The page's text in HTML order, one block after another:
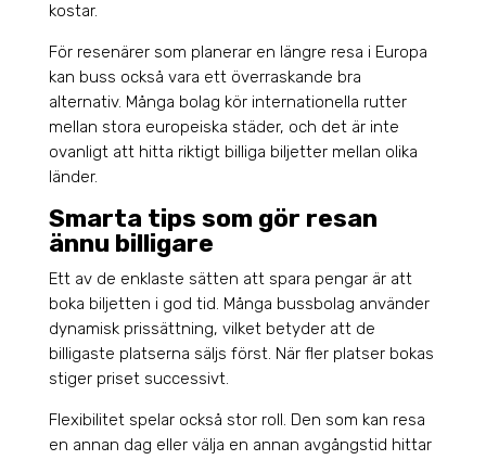
kostar.
För resenärer som planerar en längre resa i Europa
kan buss också vara ett överraskande bra
alternativ. Många bolag kör internationella rutter
mellan stora europeiska städer, och det är inte
ovanligt att hitta riktigt billiga biljetter mellan olika
länder.
Smarta tips som gör resan
ännu billigare
Ett av de enklaste sätten att spara pengar är att
boka biljetten i god tid. Många bussbolag använder
dynamisk prissättning, vilket betyder att de
billigaste platserna säljs först. När fler platser bokas
stiger priset successivt.
Flexibilitet spelar också stor roll. Den som kan resa
en annan dag eller välja en annan avgångstid hittar